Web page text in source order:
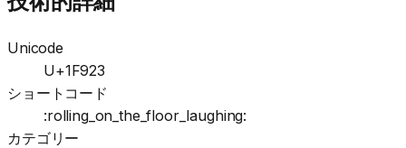
Unicode
U+1F923
ショートコード
:rolling_on_the_floor_laughing:
カテゴリー